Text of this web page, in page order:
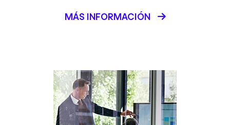
MÁS INFORMACIÓN